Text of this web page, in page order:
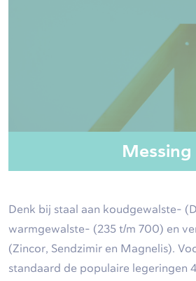
Messing
Denk bij staal aan koudgewalste-
warmgewalste- (235 t/m 700) en
(Zincor, Sendzimir en Magnelis).
standaard de populaire legeringen